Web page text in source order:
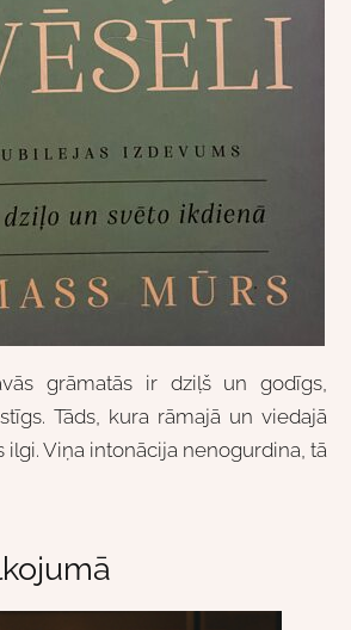
grāmatās ir dziļš un godīgs,
Tāds, kura rāmajā un viedajā
ilgi. Viņa intonācija nenogurdina, tā